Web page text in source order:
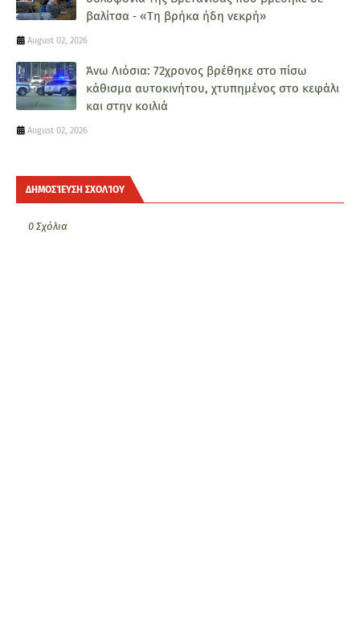
βαλίτσα ‑ «Τη βρήκα ήδη νεκρή»
August 02, 2026
Άνω Λιόσια: 72χρονος βρέθηκε στο πίσω
κάθισμα αυτοκινήτου, χτυπημένος στο κεφάλι
και στην κοιλιά
August 02, 2026
ΔΗΜΟΣΊΕΥΣΗ ΣΧΟΛΊΟΥ
0 Σχόλια